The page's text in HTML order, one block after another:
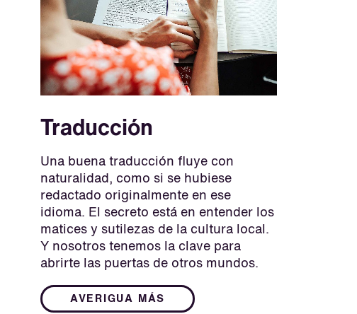
Traducción
Una buena traducción fluye con
naturalidad, como si se hubiese
redactado originalmente en ese
idioma. El secreto está en entender los
matices y sutilezas de la cultura local.
Y nosotros tenemos la clave para
abrirte las puertas de otros mundos.
AVERIGUA MÁS